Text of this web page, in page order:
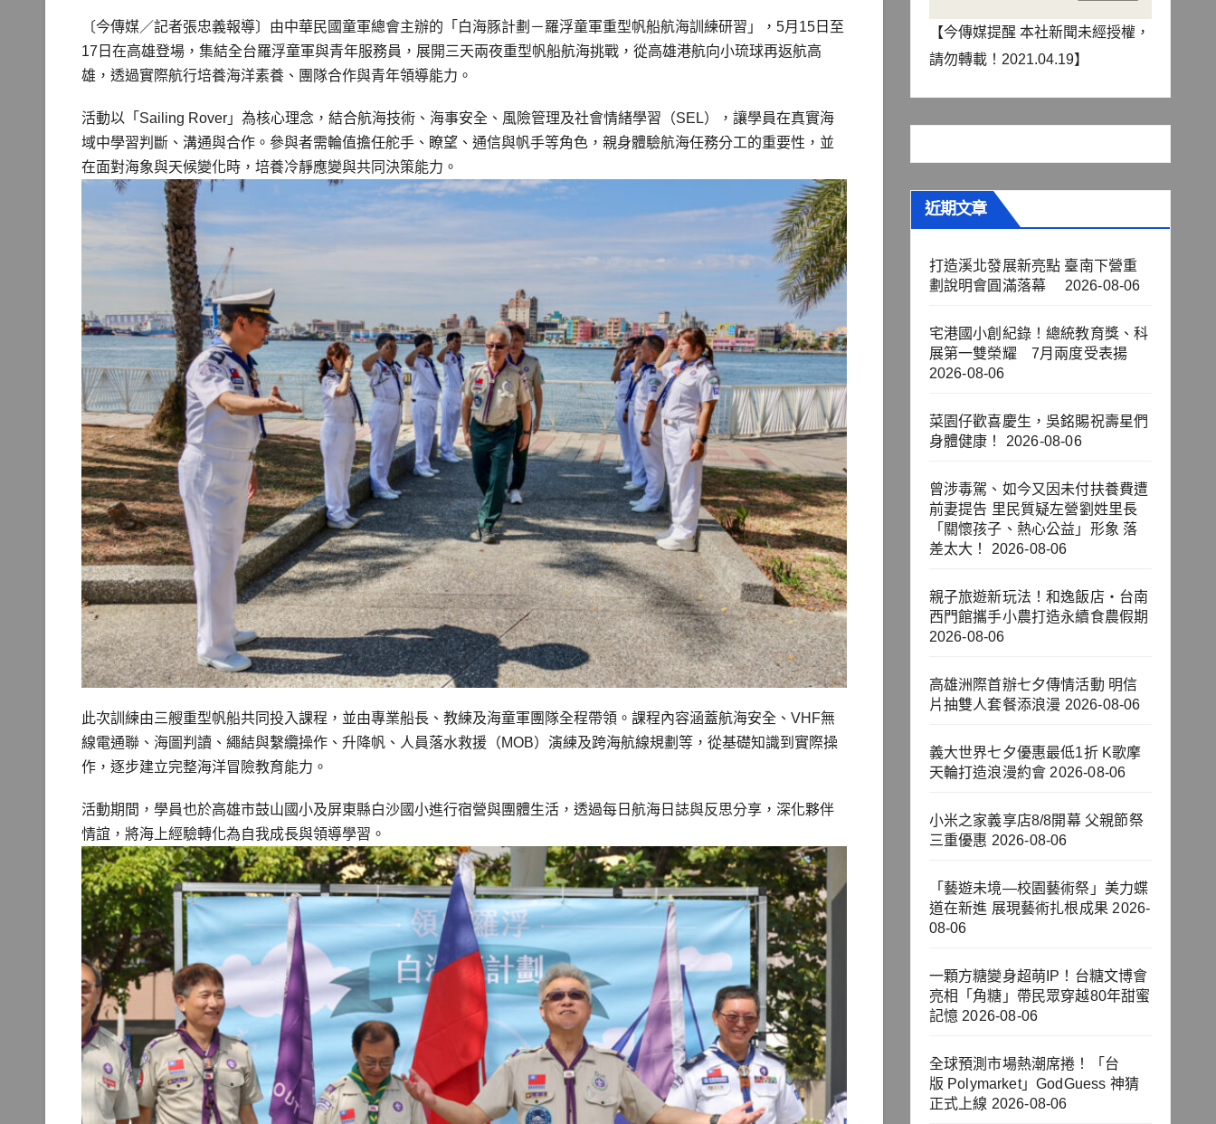
〔今傳媒／記者張忠義報導〕由中華民國童軍總會主辦的「白海豚計劃－羅浮童軍重型帆船航海訓練研習」，5月15日至
17日在高雄登場，集結全台羅浮童軍與青年服務員，展開三天兩夜重型帆船航海挑戰，從高雄港航向小琉球再返航高
雄，透過實際航行培養海洋素養、團隊合作與青年領導能力。
活動以「Sailing Rover」為核心理念，結合航海技術、海事安全、風險管理及社會情緒學習（SEL），讓學員在真實海
域中學習判斷、溝通與合作。參與者需輪值擔任舵手、瞭望、通信與帆手等角色，親身體驗航海任務分工的重要性，並
在面對海象與天候變化時，培養冷靜應變與共同決策能力。
此次訓練由三艘重型帆船共同投入課程，並由專業船長、教練及海童軍團隊全程帶領。課程內容涵蓋航海安全、VHF無
線電通聯、海圖判讀、繩結與繫纜操作、升降帆、人員落水救援（MOB）演練及跨海航線規劃等，從基礎知識到實際操
作，逐步建立完整海洋冒險教育能力。
活動期間，學員也於高雄市鼓山國小及屏東縣白沙國小進行宿營與團體生活，透過每日航海日誌與反思分享，深化夥伴
情誼，將海上經驗轉化為自我成長與領導學習。
【今傳媒提醒 本社新聞未經授權，
請勿轉載！2021.04.19】
近期文章
打造溪北發展新亮點 臺南下營重
劃說明會圓滿落幕
2026-08-06
宅港國小創紀錄！總統教育獎、科
展第一雙榮耀 7月兩度受表揚
2026-08-06
菜園仔歡喜慶生，吳銘賜祝壽星們
身體健康！
2026-08-06
曾涉毒駕、如今又因未付扶養費遭
前妻提告 里民質疑左營劉姓里長
「關懷孩子、熱心公益」形象 落
差太大！
2026-08-06
親子旅遊新玩法！和逸飯店‧台南
西門館攜手小農打造永續食農假期
2026-08-06
高雄洲際首辦七夕傳情活動 明信
片抽雙人套餐添浪漫 2026-08-06
義大世界七夕優惠最低1折 K歌摩
天輪打造浪漫約會 2026-08-06
小米之家義享店8/8開幕 父親節祭
三重優惠 2026-08-06
「藝遊未境—校園藝術祭」美力蝶
道在新進 展現藝術扎根成果 2026-
08-06
一顆方糖變身超萌IP！台糖文博會
亮相「角糖」帶民眾穿越80年甜蜜
記憶 2026-08-06
全球預測市場熱潮席捲！「台
版 Polymarket」GodGuess 神猜
正式上線 2026-08-06